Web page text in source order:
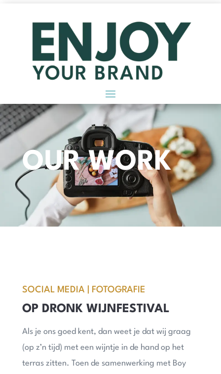
OUR WORK
SOCIAL MEDIA | FOTOGRAFIE
OP DRONK WIJNFESTIVAL
Als je ons goed kent, dan weet je dat wij graag
(op z’n tijd) met een wijntje in de hand op het
terras zitten. Toen de samenwerking met Boy